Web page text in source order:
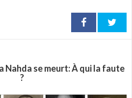
Nahda se meurt: À qui la faute
?